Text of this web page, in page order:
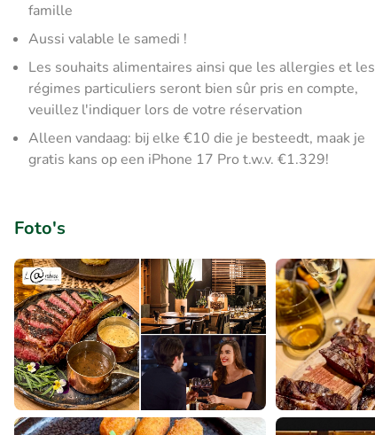
famille
Aussi valable le samedi !
Les souhaits alimentaires ainsi que les allergies et les
régimes particuliers seront bien sûr pris en compte,
veuillez l'indiquer lors de votre réservation
Alleen vandaag: bij elke €10 die je besteedt, maak je
gratis kans op een iPhone 17 Pro t.w.v. €1.329!
Foto's